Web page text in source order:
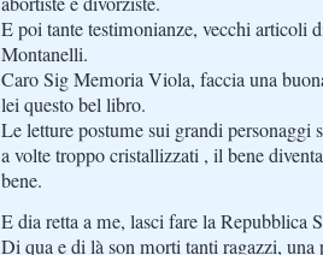
E poi tante testimonianze, vecchi articoli
Montanelli.
Caro Sig Memoria Viola, faccia una
lei questo bel libro.
Le letture postume sui grandi personaggi
a volte troppo cristallizzati , il bene
bene.
E dia retta a me, lasci fare la Repubblica
Di qua e di là son morti tanti ragazzi, una